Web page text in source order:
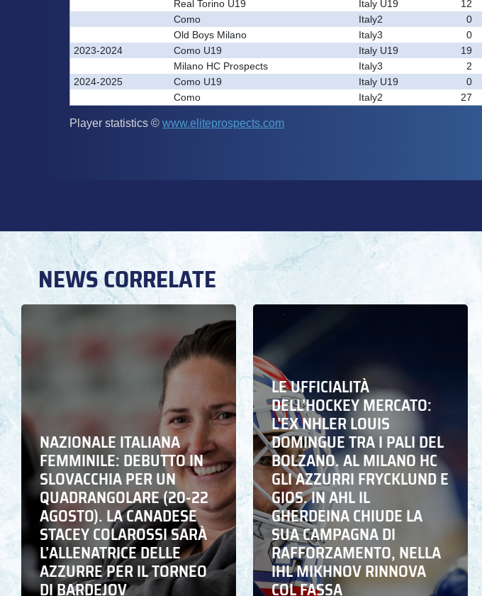
NEWS CORRELATE
NAZIONALE ITALIANA
FEMMINILE: DEBUTTO IN
SLOVACCHIA PER UN
QUADRANGOLARE (20-22
AGOSTO). LA CANADESE
STACEY COLAROSSI SARÀ
L’ALLENATRICE DELLE
AZZURRE PER IL TORNEO
DI BARDEJOV
LE UFFICIALITÀ
DELL’HOCKEY MERCATO:
L’EX NHLER LOUIS
DOMINGUE TRA I PALI DEL
BOLZANO. AL MILANO HC
GLI AZZURRI FRYCKLUND E
GIOS. IN AHL IL
GHERDEINA CHIUDE LA
SUA CAMPAGNA DI
RAFFORZAMENTO, NELLA
IHL MIKHNOV RINNOVA
COL FASSA